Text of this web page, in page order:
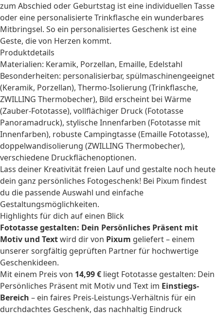
zum Abschied oder Geburtstag ist eine individuellen Tasse
oder eine personalisierte Trinkflasche ein wunderbares
Mitbringsel. So ein personalisiertes Geschenk ist eine
Geste, die von Herzen kommt.
Produktdetails
Materialien: Keramik, Porzellan, Emaille, Edelstahl
Besonderheiten: personalisierbar, spülmaschinengeeignet
(Keramik, Porzellan), Thermo-Isolierung (Trinkflasche,
ZWILLING Thermobecher), Bild erscheint bei Wärme
(Zauber-Fototasse), vollflächiger Druck (Fototasse
Panoramadruck), stylische Innenfarben (Fototasse mit
Innenfarben), robuste Campingtasse (Emaille Fototasse),
doppelwandisolierung (ZWILLING Thermobecher),
verschiedene Druckflächenoptionen.
Lass deiner Kreativität freien Lauf und gestalte noch heute
dein ganz persönliches Fotogeschenk! Bei Pixum findest
du die passende Auswahl und einfache
Gestaltungsmöglichkeiten.
Highlights für dich auf einen Blick
Fototasse gestalten: Dein Persönliches Präsent mit
Motiv und Textwird dir von Pixum geliefert – einem
unserer sorgfältig geprüften Partner für hochwertige
Geschenkideen.
Mit einem Preis von 14,99 € liegt Fototasse gestalten: Dein
Persönliches Präsent mit Motiv und Text im Einstiegs-
Bereich – ein faires Preis-Leistungs-Verhältnis für ein
durchdachtes Geschenk, das nachhaltig Eindruck